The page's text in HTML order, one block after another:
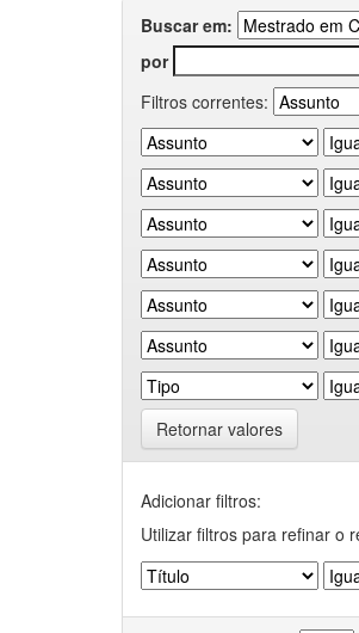
Buscar em:
por
Filtros correntes:
Retornar valores
Adicionar filtros:
Utilizar filtros para refinar o